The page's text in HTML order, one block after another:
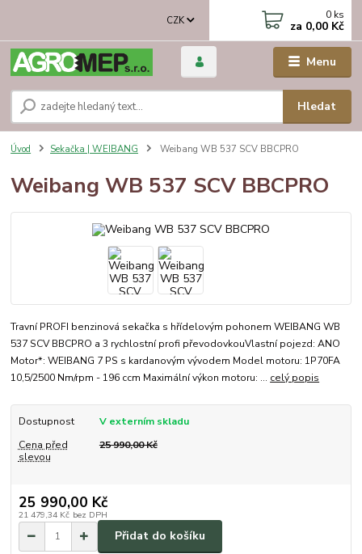
Menu
CZK
Hledat
0 ks
za 0,00 Kč
Úvod Sekačka | WEIBANG Weibang WB 537 SCV BBCPRO
Weibang WB 537 SCV BBCPRO
Travní PROFI benzinová sekačka s hřídelovým pohonem WEIBANG WB
537 SCV BBCPRO a 3 rychlostní profi převodovkouVlastní pojezd: ANO
Motor*: WEIBANG 7 PS s kardanovým vývodem Model motoru: 1P70FA
10,5/2500 Nm/rpm - 196 ccm Maximální výkon motoru: ... celý popis
Dostupnost
V externím skladu
Cena před
slevou
25 990,00 Kč
25 990,00 Kč
21 479,34 Kč bez DPH
Přidat do košíku